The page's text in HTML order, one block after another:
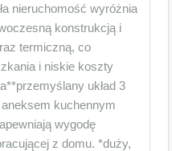
nieruchomość wyróżnia
konstrukcją i
termiczną, co
i niskie koszty
układ 3
kuchennym
wygodę
z domu. *duży,